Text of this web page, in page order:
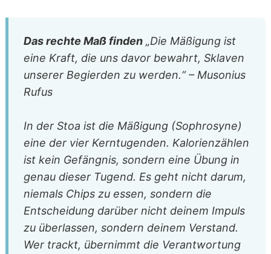
Das rechte Maß finden„Die Mäßigung ist
eine Kraft, die uns davor bewahrt, Sklaven
unserer Begierden zu werden.“ – Musonius
Rufus
In der Stoa ist die Mäßigung (Sophrosyne)
eine der vier Kerntugenden. Kalorienzählen
ist kein Gefängnis, sondern eine Übung in
genau dieser Tugend. Es geht nicht darum,
niemals Chips zu essen, sondern die
Entscheidung darüber nicht deinem Impuls
zu überlassen, sondern deinem Verstand.
Wer trackt, übernimmt die Verantwortung